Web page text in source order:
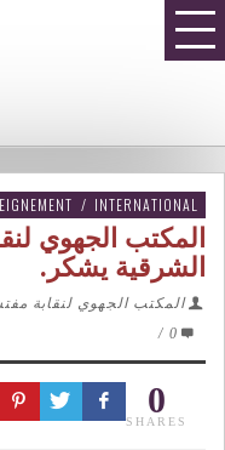
/ INTERNATIONAL
المكتب الجهوي
الشرقية يشكر.
المكتب الجهوي لنقابة
0
/
0
SHARES